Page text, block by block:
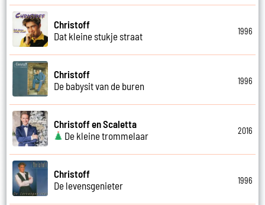
Christoff
Dat kleine stukje straat
1996
Christoff
De babysit van de buren
1996
Christoff en Scaletta
De kleine trommelaar
2016
Christoff
De levensgenieter
1996